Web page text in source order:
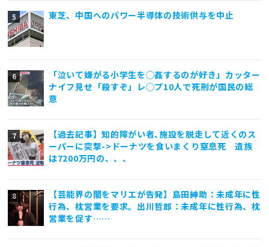
東芝、中国へのパワー半導体の技術供与を中止
「泣いて嫌がる小学生を◯姦するのが好き」カッター
ナイフ見せ「殺すぞ」レ◯プ10人で死刑が国民の総
意
【過去記事】知的障がい者､施設を脱走して近くのス
ーパーに突撃->ドーナツを食いまくり窒息死 遺族
は7200万円の、、、
【芸能界の闇をマリエが告発】島田紳助：未成年に性
行為、枕営業を要求。出川哲郎：未成年に性行為、枕
営業を促す……